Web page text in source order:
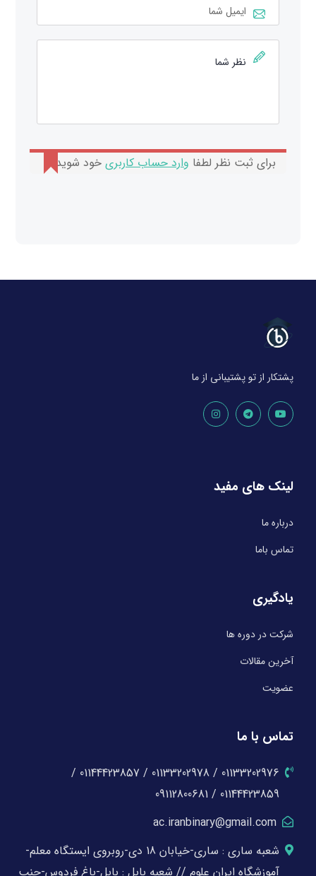
برای ثبت نظر لطفا وارد حساب کاربری خود شوید.
پشتکار از تو پشتیبانی از ما
لینک های مفید
درباره ما
تماس باما
یادگیری
شرکت در دوره ها
آخرین مقالات
عضویت
تماس با ما
01133202976 / 01133202978 / 01144423857 /
01144423859 / 09112800681
ac.iranbinary@gmail.com
شعبه ساری : ساری-خیابان 18 دی-روبروی ایستگاه معلم-
آموزشگاه ایران علوم // شعبه بابل : بابل-باغ فردوس-جنب